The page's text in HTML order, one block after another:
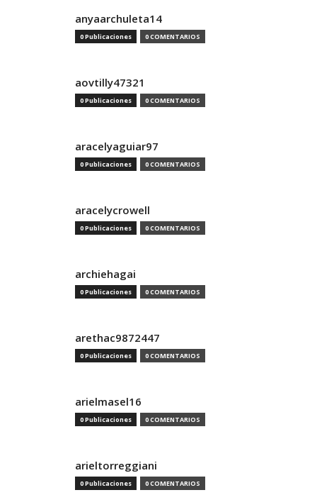
anyaarchuleta14
0 Publicaciones 0 COMENTARIOS
aovtilly47321
0 Publicaciones 0 COMENTARIOS
aracelyaguiar97
0 Publicaciones 0 COMENTARIOS
aracelycrowell
0 Publicaciones 0 COMENTARIOS
archiehagai
0 Publicaciones 0 COMENTARIOS
arethac9872447
0 Publicaciones 0 COMENTARIOS
arielmasel16
0 Publicaciones 0 COMENTARIOS
arieltorreggiani
0 Publicaciones 0 COMENTARIOS